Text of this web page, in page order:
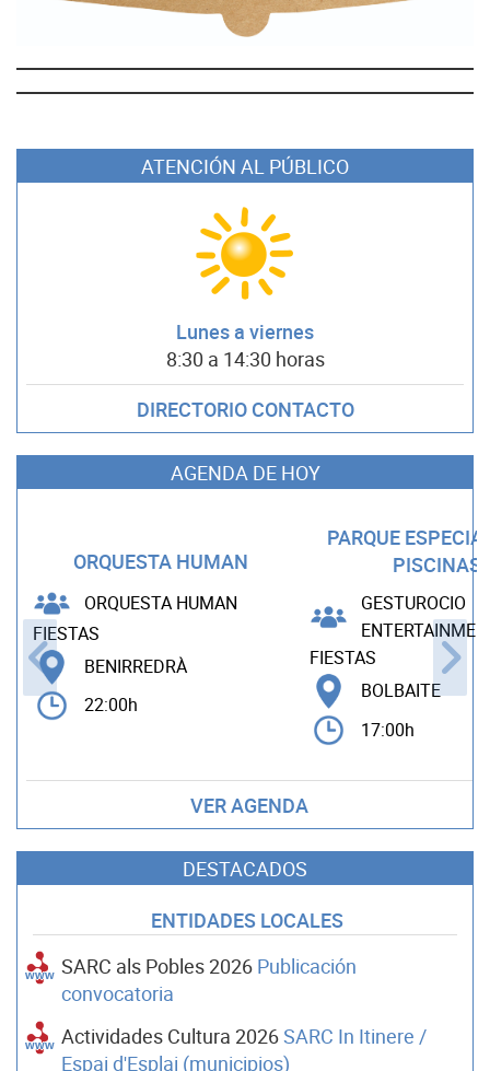
ATENCIÓN AL PÚBLICO
Lunes a viernes
8:30 a 14:30 horas
DIRECTORIO CONTACTO
AGENDA DE HOY
ORQUESTA HUMAN
ORQUESTA HUMAN
FIESTAS
BENIRREDRÀ
22:00h
PARQUE
PISCINAS
GESTUROCIO
FIESTAS
BOLBAITE
17:00h
VER AGENDA
DESTACADOS
ENTIDADES LOCALES
SARC als Pobles 2026 Publicación
convocatoria
Actividades Cultura 2026SARC In Itinere /
Espai d'Esplai (municipios)